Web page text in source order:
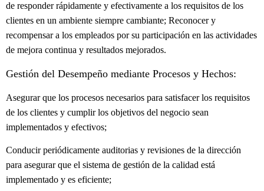
de responder rápidamente y efectivamente a los requisitos de los
clientes en un ambiente siempre cambiante; Reconocer y
recompensar a los empleados por su participación en las actividades
de mejora continua y resultados mejorados.
Gestión del Desempeño mediante Procesos y Hechos:
Asegurar que los procesos necesarios para satisfacer los requisitos
de los clientes y cumplir los objetivos del negocio sean
implementados y efectivos;
Conducir periódicamente auditorias y revisiones de la dirección
para asegurar que el sistema de gestión de la calidad está
implementado y es eficiente;